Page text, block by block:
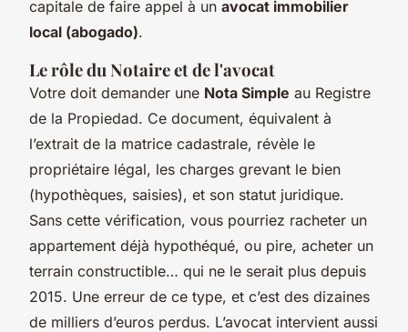
capitale de faire appel à un avocat immobilier
local (abogado).
Le rôle du Notaire et de l'avocat
Votre doit demander une Nota Simple au Registre
de la Propiedad. Ce document, équivalent à
l’extrait de la matrice cadastrale, révèle le
propriétaire légal, les charges grevant le bien
(hypothèques, saisies), et son statut juridique.
Sans cette vérification, vous pourriez racheter un
appartement déjà hypothéqué, ou pire, acheter un
terrain constructible… qui ne le serait plus depuis
2015. Une erreur de ce type, et c’est des dizaines
de milliers d’euros perdus. L’avocat intervient aussi